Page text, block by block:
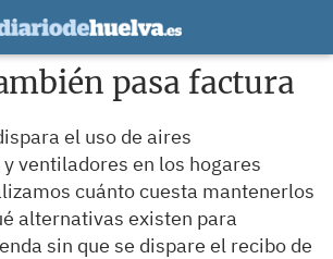
pasa factura
el uso de aires
ventiladores en los hogares
cuánto cuesta mantenerlos
alternativas existen para
sin que se dispare el recibo de